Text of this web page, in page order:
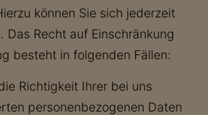
können Sie sich jederzeit
Das Recht auf Einschränkung
besteht in folgenden Fällen:
Richtigkeit Ihrer bei uns
personenbezogenen Daten